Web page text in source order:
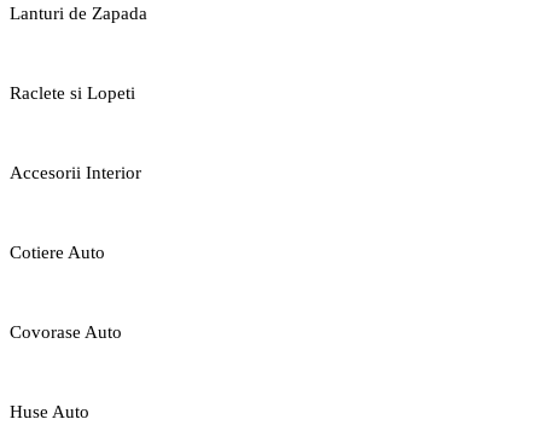
Lanturi de Zapada
Raclete si Lopeti
Accesorii Interior
Cotiere Auto
Covorase Auto
Huse Auto